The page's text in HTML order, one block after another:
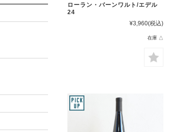
ローラン・バーンワルト/エデル
24
¥3,960(税込)
在庫 △